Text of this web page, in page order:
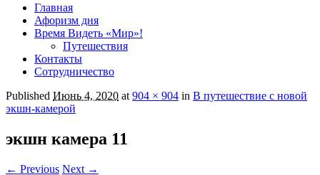
Главная
Афоризм дня
Время Видеть «Мир»!
Путешествия
Контакты
Сотрудничество
Published Июнь 4, 2020 at 904 × 904 in В путешествие с новой
экшн-камерой
экшн камера 11
← Previous Next →